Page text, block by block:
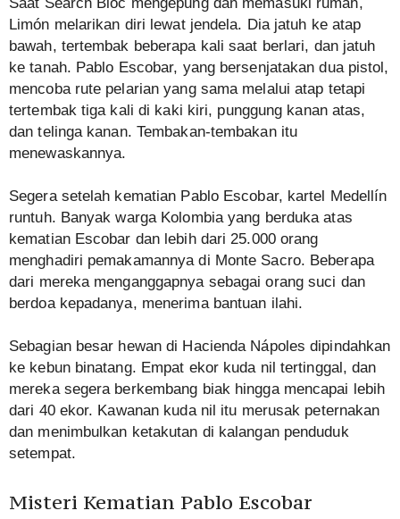
Saat Search Bloc mengepung dan memasuki rumah,
Limón melarikan diri lewat jendela. Dia jatuh ke atap
bawah, tertembak beberapa kali saat berlari, dan jatuh
ke tanah. Pablo Escobar, yang bersenjatakan dua pistol,
mencoba rute pelarian yang sama melalui atap tetapi
tertembak tiga kali di kaki kiri, punggung kanan atas,
dan telinga kanan. Tembakan-tembakan itu
menewaskannya.
Segera setelah kematian Pablo Escobar, kartel Medellín
runtuh. Banyak warga Kolombia yang berduka atas
kematian Escobar dan lebih dari 25.000 orang
menghadiri pemakamannya di Monte Sacro. Beberapa
dari mereka menganggapnya sebagai orang suci dan
berdoa kepadanya, menerima bantuan ilahi.
Sebagian besar hewan di Hacienda Nápoles dipindahkan
ke kebun binatang. Empat ekor kuda nil tertinggal, dan
mereka segera berkembang biak hingga mencapai lebih
dari 40 ekor. Kawanan kuda nil itu merusak peternakan
dan menimbulkan ketakutan di kalangan penduduk
setempat.
Misteri Kematian Pablo Escobar